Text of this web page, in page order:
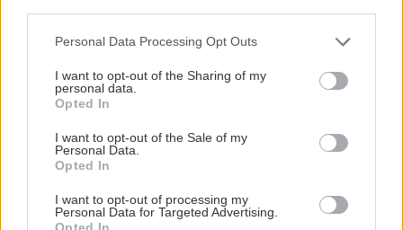
Please note that this website/app uses one or more Google
not limited to your visit or usage behaviour. You may click to
grant or deny consent to Google and its third-party tags to
use your data for below specified purposes in below Google
consent section.
Personal Data Processing Opt Outs
I want to opt-out of the Sharing of my
personal data.
Opted In
I want to opt-out of the Sale of my
Personal Data.
Opted In
I want to opt-out of processing my
Personal Data for Targeted Advertising.
Opted In
Djurgården till Nordamerika.
Vejdemo var även med i jakten på en SHL-plats i slutet
av 2022/2023 då Djurgården föll mot Modo i den
allsvenska finalen. Efter det blev det Leksand, där han
gjorde 18 mål förra säsongen och var lagkapten från
och med jul till slutet av säsongen.
– Det var väl klart att vi skulle försöka få hem Lukas
när de (Leksand) tyvärr åkte ut. Det blev skitbra.
Sedan var det många som ville ha Lukas för han hade